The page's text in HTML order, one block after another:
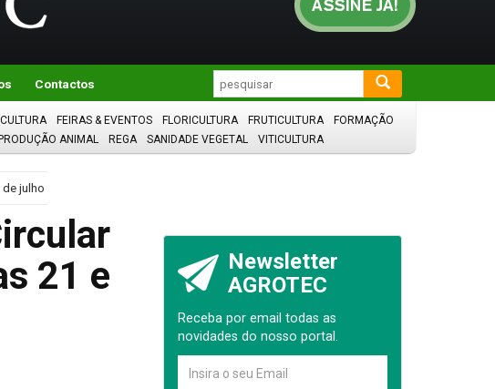
Contactos
FEIRAS & EVENTOS FLORICULTURA FRUTICULTURA
FORMAÇÃO
PRODUÇÃO ANIMAL REGA SANIDADE VEGETAL VITICULTURA
julho
21 e
Newsletter
AGROTEC
Receba por email todas as
novidades do nosso portal.